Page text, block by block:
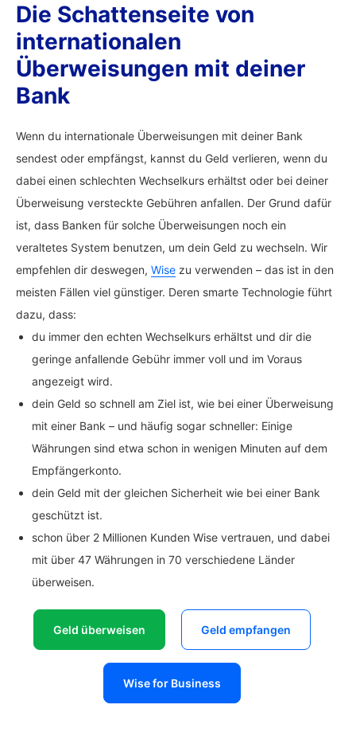
Die Schattenseite von
internationalen
Überweisungen mit deiner
Bank
Wenn du internationale Überweisungen mit deiner Bank
sendest oder empfängst, kannst du Geld verlieren, wenn du
dabei einen schlechten Wechselkurs erhältst oder bei deiner
Überweisung versteckte Gebühren anfallen. Der Grund dafür
ist, dass Banken für solche Überweisungen noch ein
veraltetes System benutzen, um dein Geld zu wechseln. Wir
empfehlen dir deswegen, Wise zu verwenden – das ist in den
meisten Fällen viel günstiger. Deren smarte Technologie führt
dazu, dass:
du immer den echten Wechselkurs erhältst und dir die
geringe anfallende Gebühr immer voll und im Voraus
angezeigt wird.
dein Geld so schnell am Ziel ist, wie bei einer Überweisung
mit einer Bank – und häufig sogar schneller: Einige
Währungen sind etwa schon in wenigen Minuten auf dem
Empfängerkonto.
dein Geld mit der gleichen Sicherheit wie bei einer Bank
geschützt ist.
schon über 2 Millionen Kunden Wise vertrauen, und dabei
mit über 47 Währungen in 70 verschiedene Länder
überweisen.
Geld überweisen Geld empfangen
Wise for Business